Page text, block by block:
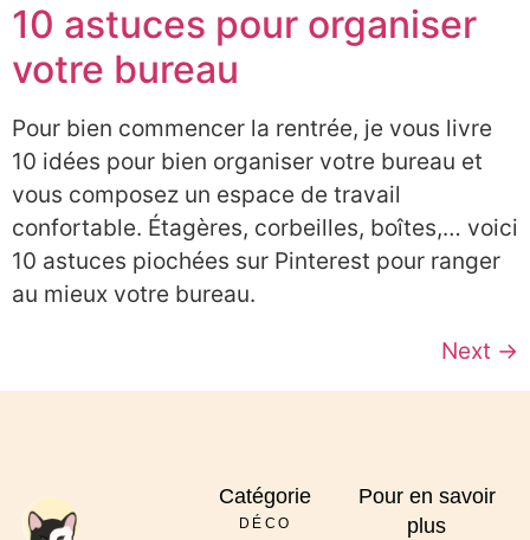
10 astuces pour organiser
votre bureau
Pour bien commencer la rentrée, je vous livre
10 idées pour bien organiser votre bureau et
vous composez un espace de travail
confortable. Étagères, corbeilles, boîtes,… voici
10 astuces piochées sur Pinterest pour ranger
au mieux votre bureau.
Next →
Catégorie
DÉCO
Pour en savoir
plus